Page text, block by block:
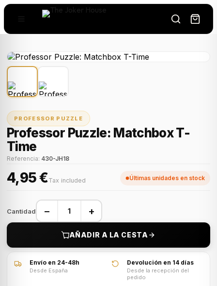
PROFESSOR PUZZLE
Professor Puzzle: Matchbox T-
Time
Referencia: 430-JH18
4,95 €Tax included Últimas unidades en stock
Cantidad − +
AÑADIR A LA CESTA
Envío en 24-48h
Desde España
Devolución en 14 días
Desde la recepción del
pedido